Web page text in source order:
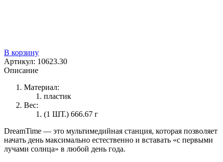
В корзину
Артикул: 10623.30
Описание
Материал:
пластик
Вес:
(1 ШТ.) 666.67 г
DreamTime — это мультимедийная станция, которая позволяет
начать день максимально естественно и вставать «с первыми
лучами солнца» в любой день года.